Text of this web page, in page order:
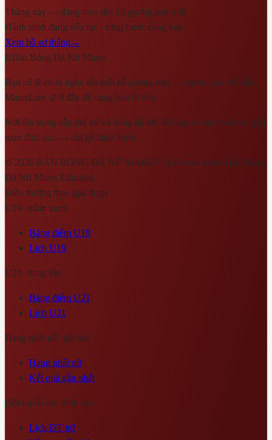
Tháng này — đang theo dõi 12 gương mặt mới
Hành trình đang tiếp tục · từng bước cùng bạn
Xem hồ sơ tháng→
BBàn Bóng Đá Nữ Mares
Bạn có lẽ chưa nghe tên một số gương mặt — nhưng sau vài trận,
MaresLive sẽ ở đây để cùng bạn đi tiếp.
Nơi tôn trọng cầu thủ trẻ và bóng đá nữ. Không so sánh với các giải
nam đỉnh cao — chỉ kể hành trình.
© 2026 BÀN BÓNG ĐÁ NỮ MARES · Editorial team: Bàn Bóng
Đá Nữ Mares Editorial
Điều hướng theo giai đoạn
U19· mầm xanh
Bảng điểm U19
Lịch U19
U21 · đang lớn
Bảng điểm U21
Lịch U21
Hạng nhất nữ· gặt hái
Hạng nhất nữ
Kết quả gần nhất
Đội tuyển nữ· đỉnh cao
Lịch ĐT nữ